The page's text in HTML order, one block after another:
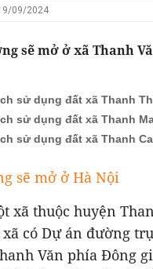
09/2024
sẽ mở ở xã Thanh
sử dụng đất xã Thanh
sử dụng đất xã Thanh
sử dụng đất xã Thanh
sẽ mở ở Hà Nội
xã thuộc huyện
xã có Dự án đường
Văn phía Đông